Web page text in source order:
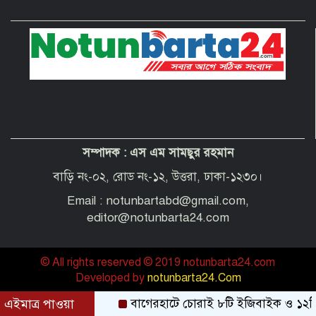
দেশবাসীকে প্রধানমন্ত্রীর ঈদুল আজহার
শুভেচ্ছা
“অপরাধী যেই হোক, তার কোনো ছাড় নয়”—
বাগেরহাটের নবাগত পুলিশ সুপার
সম্পাদক : এস এম সামছুর রহমান
বাড়ি নং-০২, রোড নং-১২, উত্তরা, ঢাকা-১২৩০।
Email : notunbartabd@gmail.com,
editor@notunbarta24.com
এইমাত্র পাওয়া বাগেরহাটে চোরাই ৮টি ইজিবাইক ও ১২টি
© All rights reserved © 2019 notunbarta24.com
Developed by notunbarta24.Com